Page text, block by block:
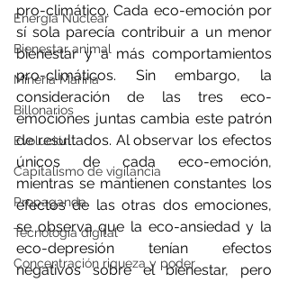
Energía Nuclear
Bienestar animal
Minería Marina
Billonarios
Evolución
Capitalismo de vigilancia
Propaganda
Tecnología digital
Concentración riqueza y poder
pro-climático. Cada eco-emoción por
sí sola parecía contribuir a un menor
bienestar y a más comportamientos
pro-climáticos. Sin embargo, la
consideración de las tres eco-
emociones juntas cambia este patrón
de resultados. Al observar los efectos
únicos de cada eco-emoción,
mientras se mantienen constantes los
efectos de las otras dos emociones,
se observa que la eco-ansiedad y la
eco-depresión tenían efectos
negativos sobre el bienestar, pero